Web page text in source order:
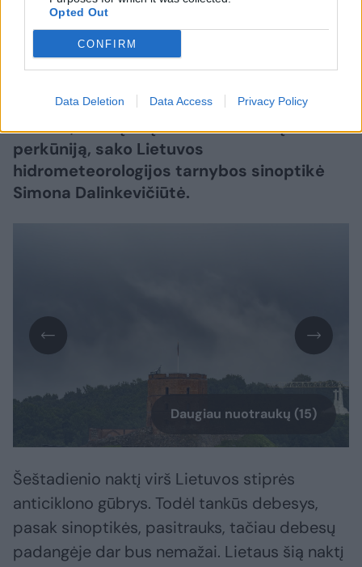
Opted Out
CONFIRM
Data Deletion Data Access Privacy Policy
Lrytas.lt
Po karštos ir audringos savaitės į Lietuvą
pirmadienį iš vakarų ims artėti atmosferos
frontas, kuris į šalį ir vėl atneš lietų ir
perkūniją, sako Lietuvos
hidrometeorologijos tarnybos sinoptikė
Simona Dalinkevičiūtė.
Daugiau nuotraukų (15)
Šeštadienio naktį virš Lietuvos stiprės
anticiklono gūbrys. Todėl tankūs debesys,
pasak sinoptikės, pasitrauks, tačiau debesų
padangėje dar bus nemažai. Lietaus šią naktį